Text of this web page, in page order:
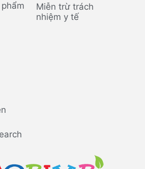
Miễn trừ trách
nhiệm y tế